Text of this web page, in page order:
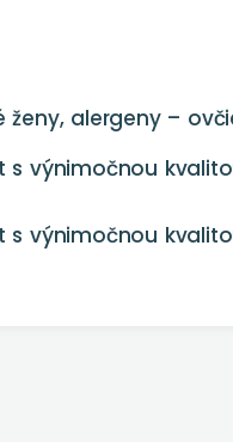
alergeny –
s výnimočnou
s výnimočnou